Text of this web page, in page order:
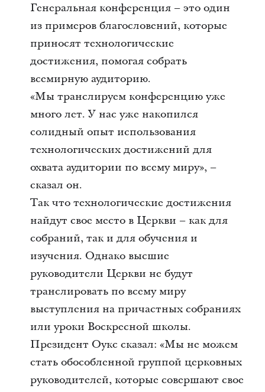
Генеральная конференция – это один
из примеров благословений, которые
приносят технологические
достижения, помогая собрать
всемирную аудиторию.
«Мы транслируем конференцию уже
много лет. У нас уже накопился
солидный опыт использования
технологических достижений для
охвата аудитории по всему миру», –
сказал он.
Так что технологические достижения
найдут свое место в Церкви – как для
собраний, так и для обучения и
изучения. Однако высшие
руководители Церкви не будут
транслировать по всему миру
выступления на причастных собраниях
или уроки Воскресной школы.
Президент Оукс сказал: «Мы не можем
стать обособленной группой церковных
руководителей, которые совершают свое